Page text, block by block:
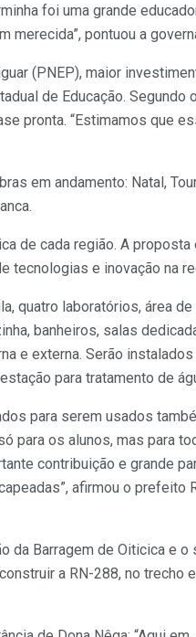
foi uma grande
merecida”, pontuou a
(PNEP), maior
de Educação. Segundo o
pronta. “Estimamos que
em andamento: Natal,
de cada região. A proposta
tecnologias e inovação na
quatro laboratórios, área de
banheiros, salas
e externa. Serão
para tratamento de
para serem usados
para os alunos, mas para
contribuição e grande
afirmou o prefeito
da Barragem de Oiticica e o
a RN-288, no trecho